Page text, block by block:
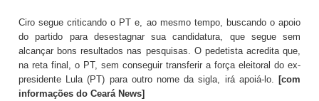
Ciro segue criticando o PT e, ao mesmo tempo, buscando o apoio
do partido para desestagnar sua candidatura, que segue sem
alcançar bons resultados nas pesquisas. O pedetista acredita que,
na reta final, o PT, sem conseguir transferir a força eleitoral do ex-
presidente Lula (PT) para outro nome da sigla, irá apoiá-lo. [com
informações do Ceará News]